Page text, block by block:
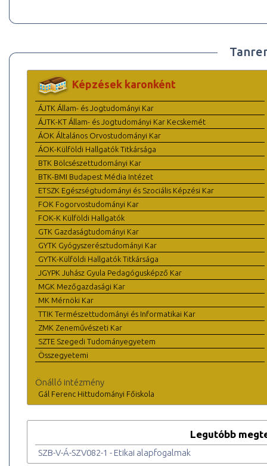
Képzések karonként
ÁJTK Állam- és Jogtudományi Kar
ÁJTK-KT Állam- és Jogtudományi Kar Kecskemét
ÁOK Általános Orvostudományi Kar
ÁOK-Külföldi Hallgatók Titkársága
BTK Bölcsészettudományi Kar
BTK-BMI Budapest Média Intézet
ETSZK Egészségtudományi és Szociális Képzési Kar
FOK Fogorvostudományi Kar
FOK-K Külföldi Hallgatók
GTK Gazdaságtudományi Kar
GYTK Gyógyszerésztudományi Kar
GYTK-Külföldi Hallgatók Titkársága
JGYPK Juhász Gyula Pedagógusképző Kar
MGK Mezőgazdasági Kar
MK Mérnöki Kar
TTIK Természettudományi és Informatikai Kar
ZMK Zeneművészeti Kar
SZTE Szegedi Tudományegyetem
Összegyetemi
Önálló intézmény
Gál Ferenc Hittudományi Főiskola
Legutóbb
SZB-V-Á-SZV082-1 - Etikai alapfogalmak